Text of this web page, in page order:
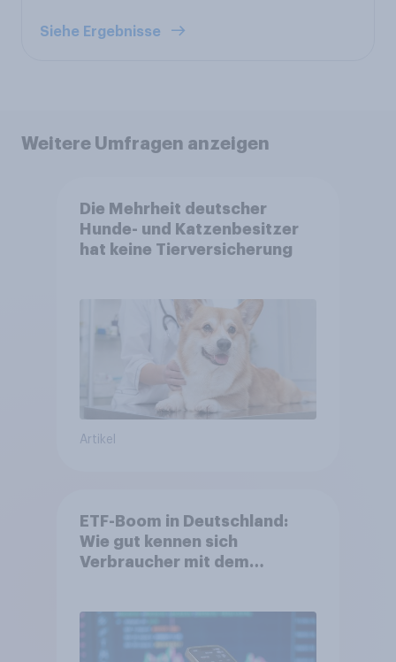
Siehe Ergebnisse
Weitere Umfragen anzeigen
Die Mehrheit deutscher
Hunde- und Katzenbesitzer
hat keine Tierversicherung
Artikel
ETF-Boom in Deutschland:
Wie gut kennen sich
Verbraucher mit dem